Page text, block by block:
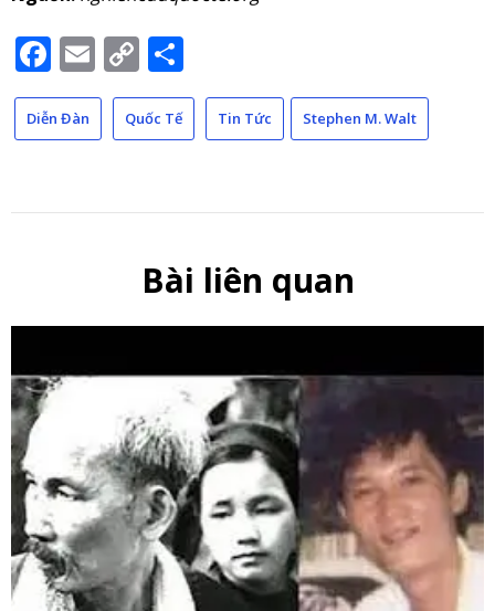
Facebook
Email
Copy
Link
Diễn Đàn Quốc Tế Tin Tức Stephen M. Walt
Bài liên quan